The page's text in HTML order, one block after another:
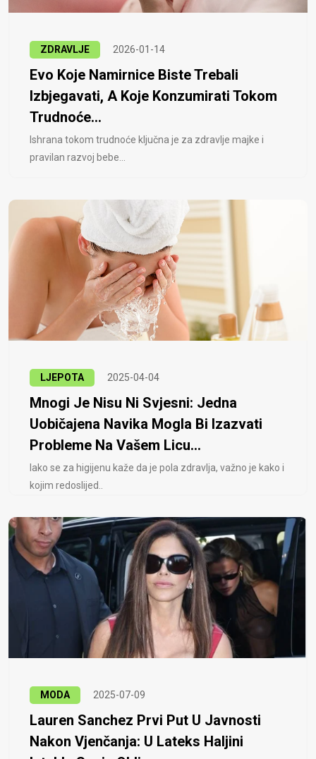
ZDRAVLJE 2026-01-14
Evo Koje Namirnice Biste Trebali
Izbjegavati, A Koje Konzumirati Tokom
Trudnoće...
Ishrana tokom trudnoće ključna je za zdravlje majke i
pravilan razvoj bebe...
LJEPOTA 2025-04-04
Mnogi Je Nisu Ni Svjesni: Jedna
Uobičajena Navika Mogla Bi Izazvati
Probleme Na Vašem Licu...
Iako se za higijenu kaže da je pola zdravlja, važno je kako i
kojim redoslijed..
MODA 2025-07-09
Lauren Sanchez Prvi Put U Javnosti
Nakon Vjenčanja: U Lateks Haljini